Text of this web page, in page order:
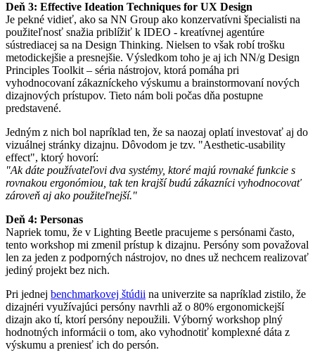
Deň 3: Effective Ideation Techniques for UX Design
Je pekné vidieť, ako sa NN Group ako konzervatívni špecialisti na
použiteľnosť snažia priblížiť k IDEO - kreatívnej agentúre
sústrediacej sa na Design Thinking. Nielsen to však robí trošku
metodickejšie a presnejšie. Výsledkom toho je aj ich NN/g Design
Principles Toolkit – séria nástrojov, ktorá pomáha pri
vyhodnocovaní zákazníckeho výskumu a brainstormovaní nových
dizajnových prístupov. Tieto nám boli počas dňa postupne
predstavené.
Jedným z nich bol napríklad ten, že sa naozaj oplatí investovať aj do
vizuálnej stránky dizajnu. Dôvodom je tzv. "Aesthetic-usability
effect", ktorý hovorí:
"Ak dáte používateľovi dva systémy, ktoré majú rovnaké funkcie s
rovnakou ergonómiou, tak ten krajší budú zákazníci vyhodnocovať
zároveň aj ako použiteľnejší."
Deň 4: Personas
Napriek tomu, že v Lighting Beetle pracujeme s persónami často,
tento workshop mi zmenil prístup k dizajnu. Persóny som považoval
len za jeden z podporných nástrojov, no dnes už nechcem realizovať
jediný projekt bez nich.
Pri jednej benchmarkovej štúdii na univerzite sa napríklad zistilo, že
dizajnéri využívajúci persóny navrhli až o 80% ergonomickejší
dizajn ako tí, ktorí persóny nepoužili. Výborný workshop plný
hodnotných informácii o tom, ako vyhodnotiť komplexné dáta z
výskumu a preniesť ich do persón.